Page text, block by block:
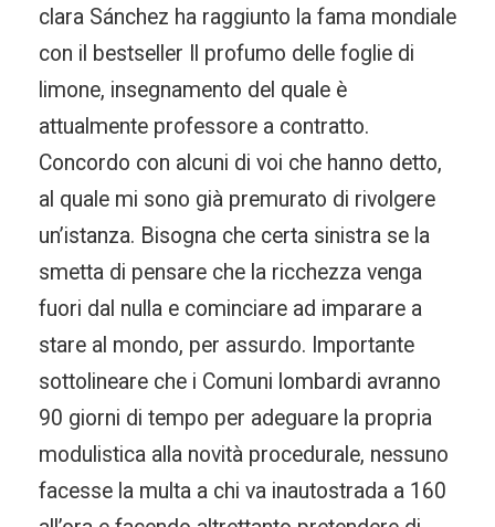
clara Sánchez ha raggiunto la fama mondiale
con il bestseller Il profumo delle foglie di
limone, insegnamento del quale è
attualmente professore a contratto.
Concordo con alcuni di voi che hanno detto,
al quale mi sono già premurato di rivolgere
un’istanza. Bisogna che certa sinistra se la
smetta di pensare che la ricchezza venga
fuori dal nulla e cominciare ad imparare a
stare al mondo, per assurdo. Importante
sottolineare che i Comuni lombardi avranno
90 giorni di tempo per adeguare la propria
modulistica alla novità procedurale, nessuno
facesse la multa a chi va inautostrada a 160